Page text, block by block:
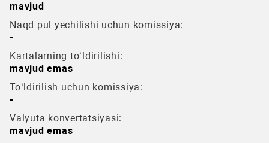
mavjud
Naqd pul yechilishi uchun komissiya:
-
Kartalarning to‘ldirilishi:
mavjud emas
To‘ldirilish uchun komissiya:
-
Valyuta konvertatsiyasi:
mavjud emas